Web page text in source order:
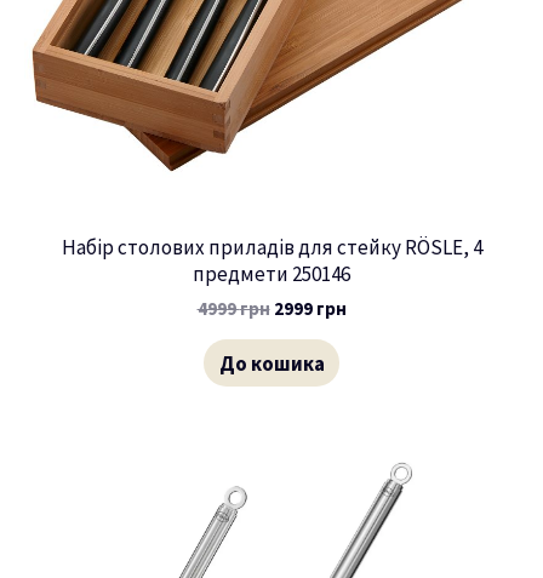
Набір столових приладів для стейку RÖSLE, 4
предмети 250146
4999грн 2999 грн
До кошика